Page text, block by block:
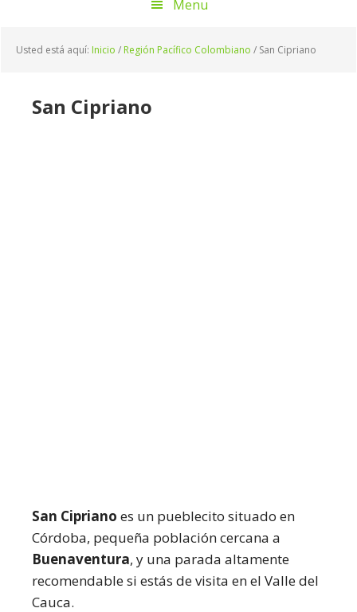
Menu
Usted está aquí: Inicio / Región Pacífico Colombiano / San Cipriano
San Cipriano
San Cipriano es un pueblecito situado en
Córdoba, pequeña población cercana a
Buenaventura, y una parada altamente
recomendable si estás de visita en el Valle del
Cauca.